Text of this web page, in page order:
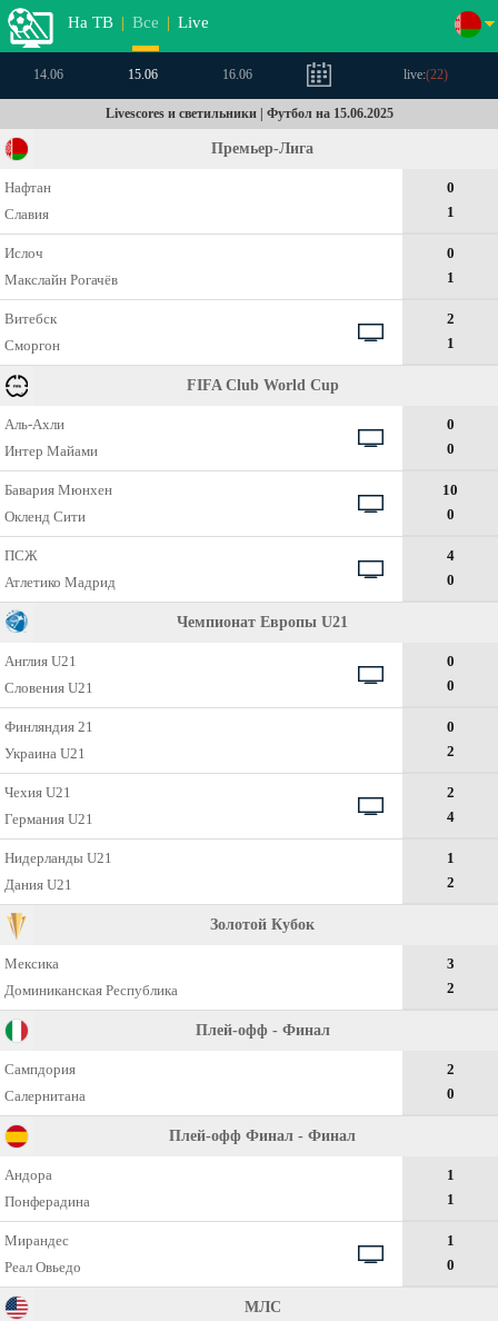
На ТВ | Все | Live
14.06 15.06 16.06 live:(22)
Livescores и светильники | Футбол на 15.06.2025
Премьер-Лига
Нафтан
Славия
0
1
Ислоч
Макслайн Рогачёв
0
1
Витебск
Сморгон
2
1
FIFA Club World Cup
Аль-Ахли
Интер Майами
0
0
Бавария Мюнхен
Окленд Сити
10
0
ПСЖ
Атлетико Мадрид
4
0
Чемпионат Европы U21
Англия U21
Словения U21
0
0
Финляндия 21
Украина U21
0
2
Чехия U21
Германия U21
2
4
Нидерланды U21
Дания U21
1
2
Золотой Кубок
Мексика
Доминиканская Республика
3
2
Плей-офф - Финал
Сампдория
Салернитана
2
0
Плей-офф Финал - Финал
Андора
Понферадина
1
1
Мирандес
Реал Овьедо
1
0
МЛС